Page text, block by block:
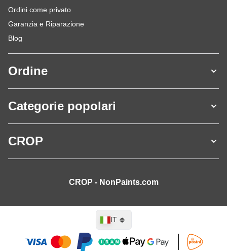
Ordini come privato
Garanzia e Riparazione
Blog
Ordine
Categorie popolari
CROP
CROP - NonPaints.com
Lingua
IT